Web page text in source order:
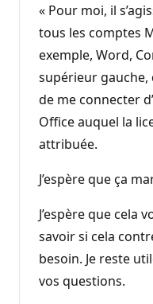
« Pour moi, il
tous les comptes
exemple, Word,
supérieur gauche,
de me connecter
Office auquel la
attribuée.
J’espère que ça
J’espère que cela
savoir si cela
besoin. Je reste
vos questions.